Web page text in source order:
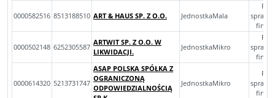
0000582516 8513188510 ART & HAUS SP. Z O.O. JednostkaMala
0000502148 6252305587
ARTWIT SP. Z O.O. W
LIKWIDACJI.
JednostkaMikro
0000614320 5213731747
ASAP POLSKA SPÓŁKA Z
OGRANICZONĄ
ODPOWIEDZIALNOŚCIĄ
JednostkaMikro